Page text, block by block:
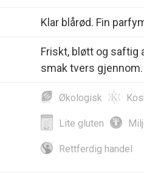
Klar blårød. Fin
Friskt, bløtt og saftig
smak tvers
Økologisk
Lite gluten
Rettferdig handel